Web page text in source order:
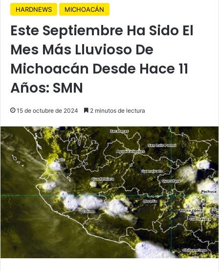
HARDNEWS MICHOACÁN
Este Septiembre Ha Sido El
Mes Más Lluvioso De
Michoacán Desde Hace 11
Años: SMN
15 de octubre de 2024 2 minutos de lectura